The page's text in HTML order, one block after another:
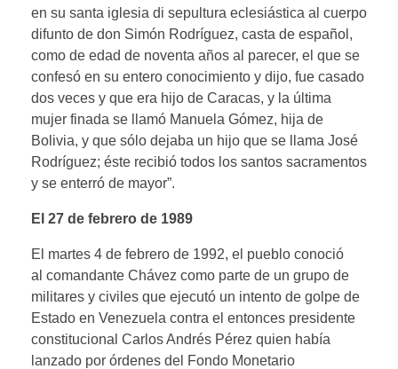
en su santa iglesia di sepultura eclesiástica al cuerpo
difunto de don Simón Rodríguez, casta de español,
como de edad de noventa años al parecer, el que se
confesó en su entero conocimiento y dijo, fue casado
dos veces y que era hijo de Caracas, y la última
mujer finada se llamó Manuela Gómez, hija de
Bolivia, y que sólo dejaba un hijo que se llama José
Rodríguez; éste recibió todos los santos sacramentos
y se enterró de mayor”.
El 27 de febrero de 1989
El martes 4 de febrero de 1992, el pueblo conoció
al comandante Chávez como parte de un grupo de
militares y civiles que ejecutó un intento de golpe de
Estado en Venezuela contra el entonces presidente
constitucional Carlos Andrés Pérez quien había
lanzado por órdenes del Fondo Monetario